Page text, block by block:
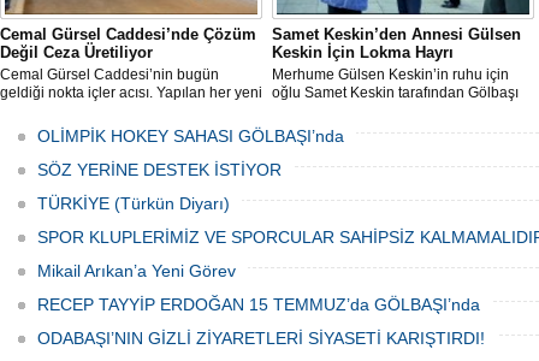
Cemal Gürsel Caddesi’nde Çözüm
Değil Ceza Üretiliyor
Cemal Gürsel Caddesi’nin bugün
geldiği nokta içler acısı. Yapılan her yeni
adeta başka bir noktaya taşıyor
Samet Keskin’den Annesi Gülsen
Keskin İçin Lokma Hayrı
Merhume Gülsen Keskin’in ruhu için
oğlu Samet Keskin tarafından Gölbaşı
önünde lokma ikramı gerçekleştirildi.
Düzenlenen hayra çok sayıda siyasi
temsilci, sivil toplum kuruluşu üyeleri ve
OLİMPİK HOKEY SAHASI GÖLBAŞI’nda
SÖZ YERİNE DESTEK İSTİYOR
TÜRKİYE (Türkün Diyarı)
SPOR KLUPLERİMİZ VE SPORCULAR SAHİPSİZ
Mikail Arıkan’a Yeni Görev
RECEP TAYYİP ERDOĞAN 15 TEMMUZ’da GÖLBAŞI’nda
ODABAŞI’NIN GİZLİ ZİYARETLERİ SİYASETİ KARIŞTIRDI!